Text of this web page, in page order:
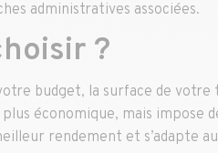
administratives associées.
?
budget, la surface de votre
économique, mais impose
rendement et s’adapte